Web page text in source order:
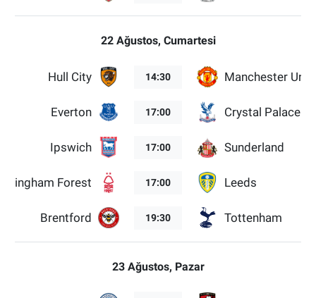
22 Ağustos, Cumartesi
Hull City 14:30 Manchester
Everton 17:00 Crystal Palace
Ipswich 17:00 Sunderland
Forest 17:00 Leeds
Brentford 19:30 Tottenham
23 Ağustos, Pazar